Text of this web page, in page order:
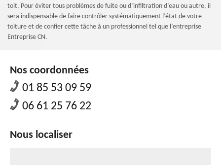
toit. Pour éviter tous problèmes de fuite ou d’infiltration d’eau ou autre, il
sera indispensable de faire contrôler systématiquement l’état de votre
toiture et de confier cette tâche à un professionnel tel que l’entreprise
Entreprise CN.
Nos coordonnées
01 85 53 09 59
06 61 25 76 22
Nous localiser